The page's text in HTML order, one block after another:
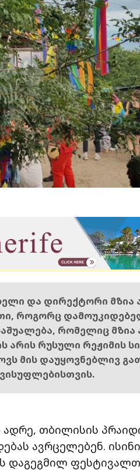
და დირექტორი
როგორც
რომელიც
არის რუსული რეჟიმის
მის დაუყოვნებლივ
თბილისის
ავრცელებენ.
დაგეგმილ